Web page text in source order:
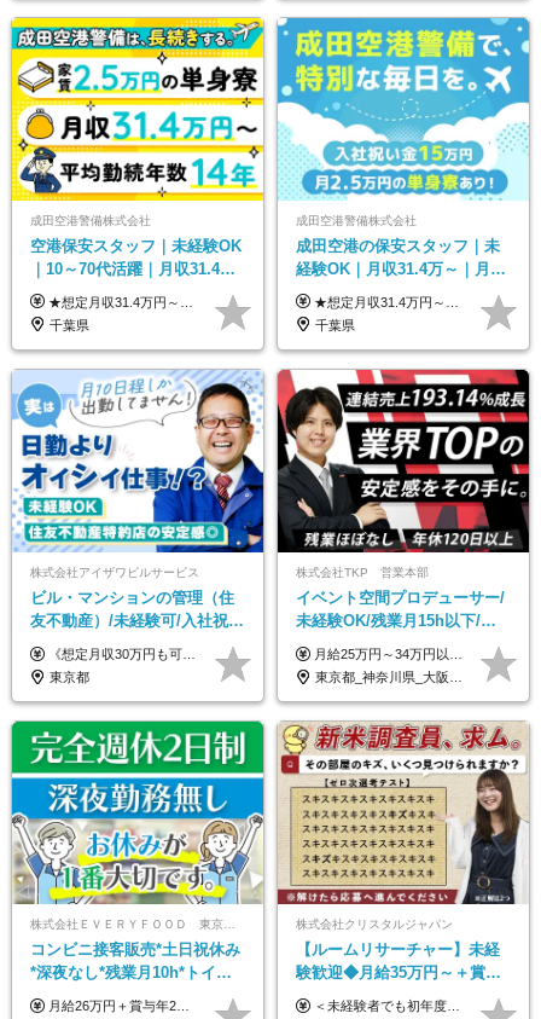
成田空港警備株式会社
空港保安スタッフ｜未経験OK
｜10～70代活躍｜月収31.4万
&賞与年2回｜家族・住宅手当
｜光熱費0円の単身寮
★想定月収31.4万円～＋賞与年2回（59万円以上） ★入社お祝い金15万円支給 ★水道+光熱費無料の家賃がリーズナブルな社員寮(単身寮)あり！ 月給24万5000円以上(基本給21万1000円＋業務別手当35,000円)＋賞与年2回（賞与支給額：59万円以上を想定）＋残業代全額 ※みなし残業なし！残業代は全額支給します。 ※資格手当・深夜手当など、様々な手当をご用意しています。 ※入社お祝い金は１か月経過後、3ヶ月経過後、6ヶ月経過後に各5万円ずつ給与に加算して支給いたします。 ※指定の検定資格をお持ちの方には別途手当を支給します。入社後に取得した場合は給与に加算し支給します。 ・施設警備 1級7,000円 2級4,000円 ・交通誘導 1級7,000円 2級4,000円 ・雑踏警備 1級7,000円 2級4,000円 など
千葉県
成田空港警備株式会社
成田空港の保安スタッフ｜未
経験OK｜月収31.4万～｜月
2.5万の単身寮｜住宅手当&家
族手当｜入社祝い金15万
★想定月収31.4万円～＋賞与年2回（59万円以上） ★入社お祝い金15万円支給 ★水道+光熱費無料の家賃がリーズナブルな社員寮(単身寮)あり！ ★住宅手当&家族手当あり 月給24万5000円以上(基本給21万1000円＋業務別手当35,000円)＋賞与年2回（賞与支給額：59万円以上を想定）＋残業代全額 ※みなし残業なし！残業代は全額支給します。 ※資格手当・深夜手当など、様々な手当をご用意しています。 ※入社お祝い金は１か月経過後、3ヶ月経過後、6ヶ月経過後に各5万円ずつ給与に加算して支給いたします。 ※指定の検定資格をお持ちの方には別途手当を支給します。入社後に取得した場合は給与に加算し支給します。 ・施設警備 1級7,000円 2級4,000円 ・交通誘導 1級7,000円 2級4,000円 ・雑踏警備 1級7,000円 2級4,000円 など
千葉県
株式会社アイザワビルサービス
ビル・マンションの管理（住
友不動産）/未経験可/入社祝い
金10万円/月収30万円可/40～
50代活躍/S102
《想定月収30万円も可能！/想定年収380万円》 ■月給24万5000円以上＋賞与年2回(2カ月/2025年実績)＋時間外手当＋資格手当＋役職手当＋交通費 ………… ≪昇給、賞与、および各種諸手当について≫ ◇入社お祝い金（10万円 ※3カ月精勤後支給） ◇昇給/年1回 ◇賞与/年2回(2カ月/2025年実績) ◇時間外手当 ◇資格手当 └・ビル設備管理技能士1級（1万円/月） ・ビル設備管理技能士2級（5000円/月） ・建築物環境衛生管理技術者（1万円/月） ・防火管理技能者（3000円/月） ・消防設備士乙4類（3000円/月） 他 ◇役職手当 └・班長/サブリーダー/リーダー（5000円～2万円/月） ◇物件手当（最大2万円 ※物件により異なる） ◇退職金あり ※経験・年齢・能力を考慮した上、当社規定により優遇いたします。 ※3カ月の試用期間あり。その間の給与や福利厚生に差異はありません。 《モデル年収》 ・入社1年/35歳：年収380万円 ・入社3年/38歳：年収400万円
東京都
株式会社TKP 営業本部
イベント空間プロデューサー/
未経験OK/残業月15h以下/豊
富な福利厚生/全国募集/平均有
給取得日数14.9日
月給25万円～34万円以上＋各種手当＋残業代＋賞与年2回（昨年度2～4ヶ月分） 初年度想定年収：350万円～ ＜クラス・経験別の月給目安＞ ■メンバークラス：月給25万円以上 ■店長やSVなどのマネジメント経験者：月給30万円～スタート可 ■リーダークラス：月給34万円以上 ※月給は配属エリア・経験・能力を考慮して決定します（前職の経験・収入をお聞かせください）。 ※上記にはみなし残業手当20～30時間分（メンバー：3万1134円以上、経験5年以上：5万2448円以上、リーダー：5万9441円以上）を含みます。 ※超過分は別途支給いたします。
東京都_神奈川県_大阪府_愛知県_北海道_宮城県_静岡県_京都府_広島県_福岡県
株式会社ＥＶＥＲＹＦＯＯＤ 東京本社
コンビニ接客販売*土日祝休み
*深夜なし*残業月10h*トイレ
掃除なしで無理なく働ける正
月給26万円＋賞与年2回＋交通費全額支給 役職の有無にかかわらず、日々の頑張りは正当に評価し、 毎年1回（12月）の昇給で給与にしっかり反映◎ リーダー・店長昇格後は等級に合わせて給料UP＋役職手当を支給します。 ※経験・スキルを考慮の上、決定します ※上記金額には固定残業代（21時間分・3万7300円以上）を含みます。超過分は別途全額支給します ※試用期間3ヶ月間あり（期間中の給与・待遇に差異はありません）
株式会社クリスタルジャパン
【ルームリサーチャー】未経
験歓迎◆月給35万円～＋賞与
年2回◆20代～30代男性活躍中
＜未経験者でも初年度年収490万円～＞ ◆月給35万円～月給65万円＋賞与年2回 今までのご経験に応じて、年収は650万以上を想定しております。 面接にて今までのご経験やこれからの展望について色々とお話しできればと思います！ ※経験・スキルに応じて加給・優遇いたします ※試用期間3ヶ月(その間の給与・待遇に差異はありません) ※上記月給には、固定残業代（月45時間分／8.8万円～16.5万円）を含みます。 ※超過分は別途全額支給いたします ＼＼成果や頑張りによって、月給や賞与額もすぐにUP！／／ 将来的に…なんてのんびりしたことは言いません！ 今のリアルな生活が変わっていく実感がありますので、 頑張り甲斐があると思います。 【固定残業代について】 固定残業45時間分（88,000円～165,000円）を含む ※超過分は別途全額支給